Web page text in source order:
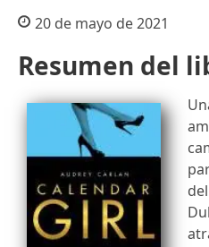
20 de mayo de 2021
Resumen del